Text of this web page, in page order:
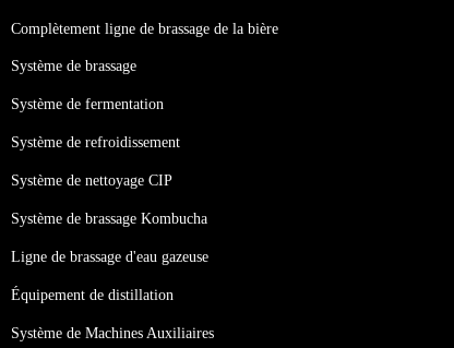
Complètement ligne de brassage de la bière
Système de brassage
Système de fermentation
Système de refroidissement
Système de nettoyage CIP
Système de brassage Kombucha
Ligne de brassage d'eau gazeuse
Équipement de distillation
Système de Machines Auxiliaires